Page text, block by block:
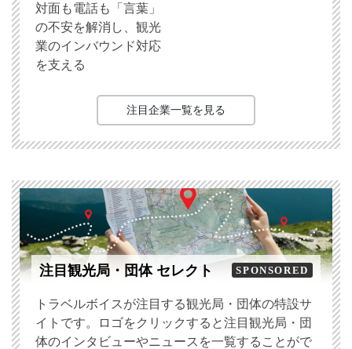
対面も電話も「言葉」
の不安を解消し、観光
業のインバウンド対応
を支える
注目企業一覧を見る
注目観光局・団体 セレクト SPONSORED
トラベルボイスが注目する観光局・団体の特設サ
イトです。ロゴをクリックすると注目観光局・団
体のインタビューやニュースを一覧することがで